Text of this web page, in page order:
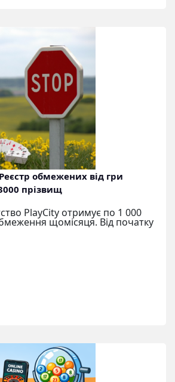
обмежених від гри
прізвищ
PlayCity отримує по 1 000
щомісяця. Від початку